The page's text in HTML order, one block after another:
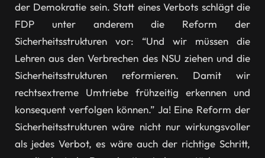
der Demokratie sein. Statt eines Verbots schlägt die
FDP unter anderem die Reform der
Sicherheitsstrukturen vor: “Und wir müssen die
Lehren aus den Verbrechen des NSU ziehen und die
Sicherheitsstrukturen reformieren. Damit wir
rechtsextreme Umtriebe frühzeitig erkennen und
konsequent verfolgen können.” Ja! Eine Reform der
Sicherheitsstrukturen wäre nicht nur wirkungsvoller
als jedes Verbot, es wäre auch der richtige Schritt,